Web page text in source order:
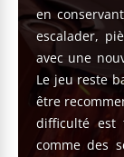
en
escalader,
avec une
Le jeu reste
être
difficulté est
comme des